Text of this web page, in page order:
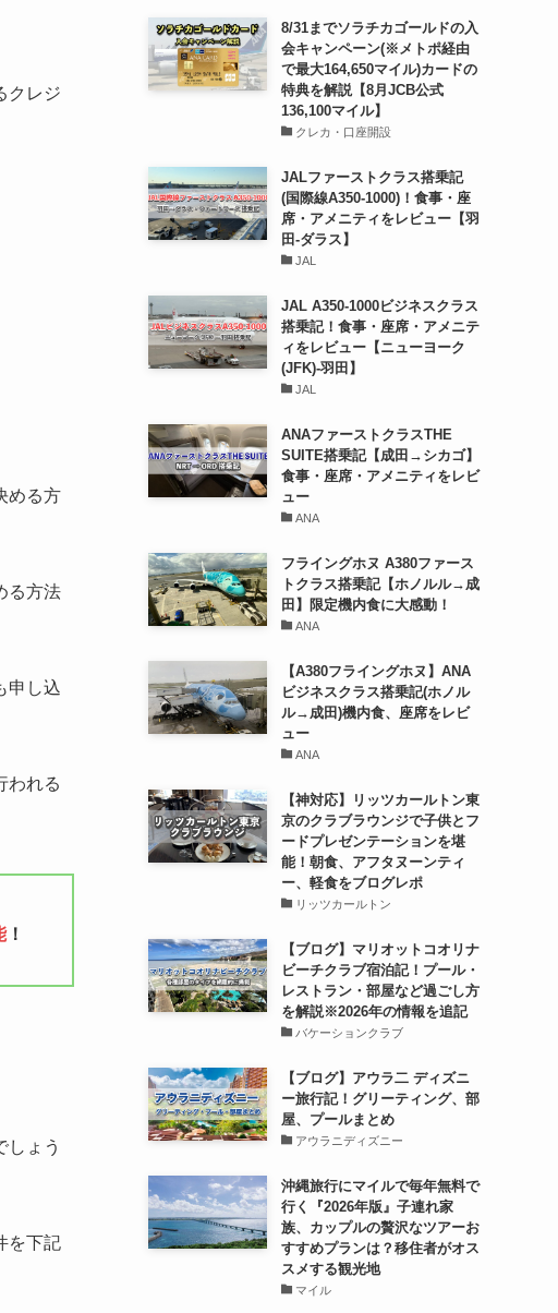
クレジ
める方
る方法
申し込
われる
！
しょう
を下記
8/31までソラチカゴールドの入
会キャンペーン(※メトポ経由
で最大164,650マイル)カードの
特典を解説【8月JCB公式
136,100マイル】
クレカ・口座開設
JALファーストクラス搭乗記
(国際線A350-1000)！食事・座
席・アメニティをレビュー【羽
田-ダラス】
JAL
JAL A350-1000ビジネスクラス
搭乗記！食事・座席・アメニテ
ィをレビュー【ニューヨーク
(JFK)-羽田】
JAL
ANAファーストクラスTHE
SUITE搭乗記【成田→シカゴ】
食事・座席・アメニティをレビ
ュー
ANA
フライングホヌ A380ファース
トクラス搭乗記【ホノルル→成
田】限定機内食に大感動！
ANA
【A380フライングホヌ】ANA
ビジネスクラス搭乗記(ホノル
ル→成田)機内食、座席をレビ
ュー
ANA
【神対応】リッツカールトン東
京のクラブラウンジで子供とフ
ードプレゼンテーションを堪
能！朝食、アフタヌーンティ
ー、軽食をブログレポ
リッツカールトン
【ブログ】マリオットコオリナ
ビーチクラブ宿泊記！プール・
レストラン・部屋など過ごし方
を解説※2026年の情報を追記
バケーションクラブ
【ブログ】アウラ二 ディズニ
ー旅行記！グリーティング、部
屋、プールまとめ
アウラニディズニー
沖縄旅行にマイルで毎年無料で
行く『2026年版』子連れ家
族、カップルの贅沢なツアーお
すすめプランは？移住者がオス
スメする観光地
マイル